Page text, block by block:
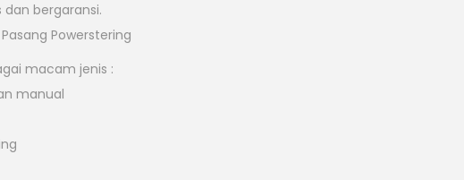
dan bergaransi.
Powerstering
macam jenis :
manual